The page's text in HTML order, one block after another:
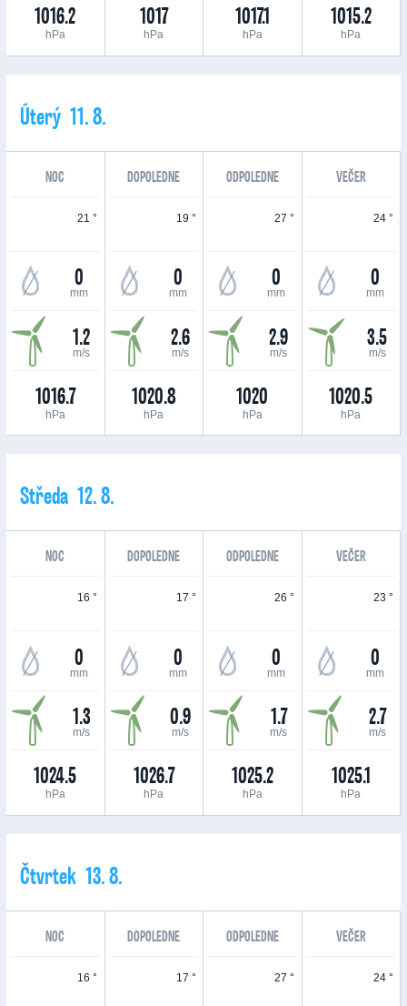
1016.2
hPa
1017
hPa
1017.1
hPa
1015.2
hPa
Úterý 11. 8.
NOC DOPOLEDNE ODPOLEDNE VEČER
21 °
0
mm
1.2
m/s
1016.7
hPa
19 °
0
mm
2.6
m/s
1020.8
hPa
27 °
0
mm
2.9
m/s
1020
hPa
24 °
0
mm
3.5
m/s
1020.5
hPa
Středa 12. 8.
NOC DOPOLEDNE ODPOLEDNE VEČER
16 °
0
mm
1.3
m/s
1024.5
hPa
17 °
0
mm
0.9
m/s
1026.7
hPa
26 °
0
mm
1.7
m/s
1025.2
hPa
23 °
0
mm
2.7
m/s
1025.1
hPa
Čtvrtek 13. 8.
NOC DOPOLEDNE ODPOLEDNE VEČER
16 ° 17 ° 27 ° 24 °